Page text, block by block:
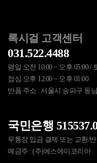
록시걸 고객센터
031.522.4488
평일 오전 10:00 ~ 오후 05:00 /
점심 오후 12:00 ~ 오후 01:00
반품 주소 : 서울시 송파구 동
국민은행
무통장 입금 결제 또는 교환/
예금주 : (주)에스에이코리아